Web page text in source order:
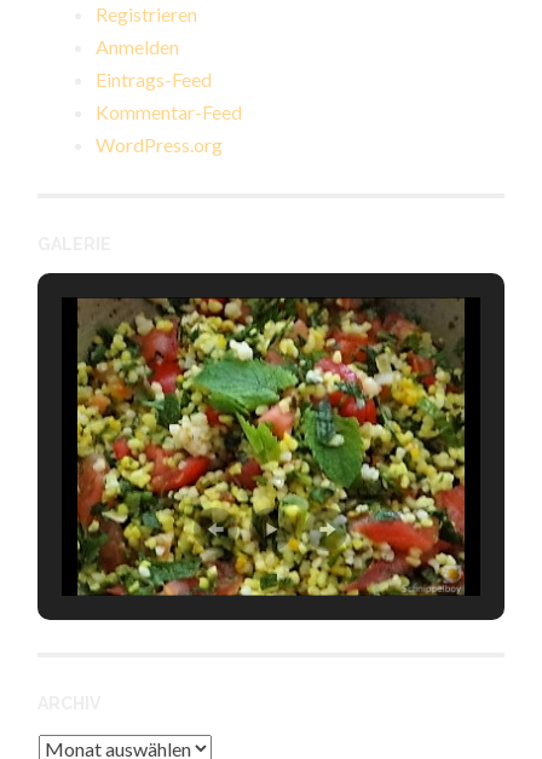
Registrieren
Anmelden
Eintrags-Feed
Kommentar-Feed
WordPress.org
Archiv